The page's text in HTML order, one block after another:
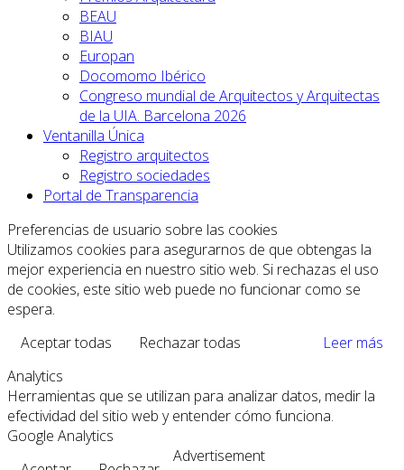
BEAU
BIAU
Europan
Docomomo Ibérico
Congreso mundial de Arquitectos y Arquitectas
de la UIA. Barcelona 2026
Ventanilla Única
Registro arquitectos
Registro sociedades
Portal de Transparencia
Preferencias de usuario sobre las cookies
Utilizamos cookies para asegurarnos de que obtengas la
mejor experiencia en nuestro sitio web. Si rechazas el uso
de cookies, este sitio web puede no funcionar como se
espera.
Aceptar todas
Rechazar todas
Leer más
Analytics
Herramientas que se utilizan para analizar datos, medir la
efectividad del sitio web y entender cómo funciona.
Google Analytics
Advertisement